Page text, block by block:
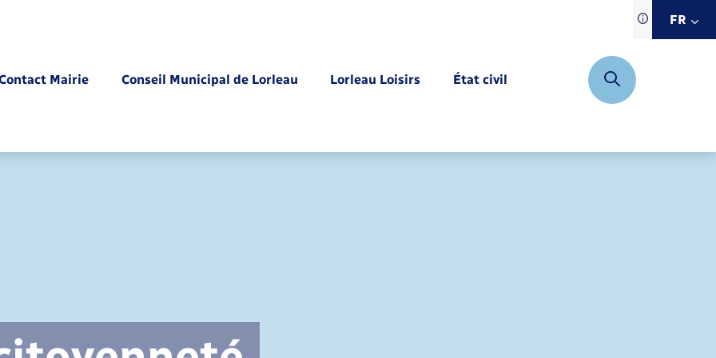
Traduction
siteFR
Mairie Conseil Municipal de Lorleau Lorleau Loisirs État civil